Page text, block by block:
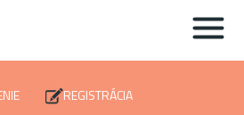
REGISTRÁCIA